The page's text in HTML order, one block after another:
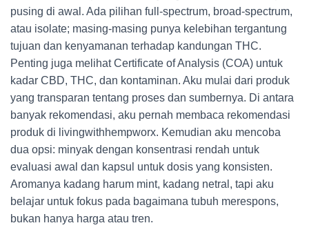
pusing di awal. Ada pilihan full-spectrum, broad-spectrum,
atau isolate; masing-masing punya kelebihan tergantung
tujuan dan kenyamanan terhadap kandungan THC.
Penting juga melihat Certificate of Analysis (COA) untuk
kadar CBD, THC, dan kontaminan. Aku mulai dari produk
yang transparan tentang proses dan sumbernya. Di antara
banyak rekomendasi, aku pernah membaca rekomendasi
produk di livingwithhempworx. Kemudian aku mencoba
dua opsi: minyak dengan konsentrasi rendah untuk
evaluasi awal dan kapsul untuk dosis yang konsisten.
Aromanya kadang harum mint, kadang netral, tapi aku
belajar untuk fokus pada bagaimana tubuh merespons,
bukan hanya harga atau tren.